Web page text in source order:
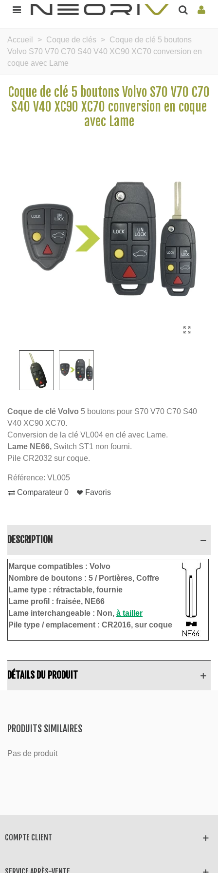
Accueil > Coque de clés > Coque de clé 5 boutons
Volvo S70 V70 C70 S40 V40 XC90 XC70 conversion en
coque avec Lame
Coque de clé 5 boutons Volvo S70 V70 C70
S40 V40 XC90 XC70 conversion en coque
avec Lame
Coque de clé Volvo 5 boutons pour S70 V70 C70 S40
V40 XC90 XC70.
Conversion de la clé VL004 en clé avec Lame.
Lame NE66, Switch ST1 non fourni.
Pile CR2032 sur coque.
Référence: VL005
Comparateur 0 Favoris
DESCRIPTION
Marque compatibles : Volvo
Nombre de boutons : 5 / Portières, Coffre
Lame type : rétractable, fournie
Lame profil : fraisée, NE66
Lame interchangeable : Non, à tailler
Pile type / emplacement : CR2016, sur coque
DÉTAILS DU PRODUIT
PRODUITS SIMILAIRES
Pas de produit
COMPTE CLIENT